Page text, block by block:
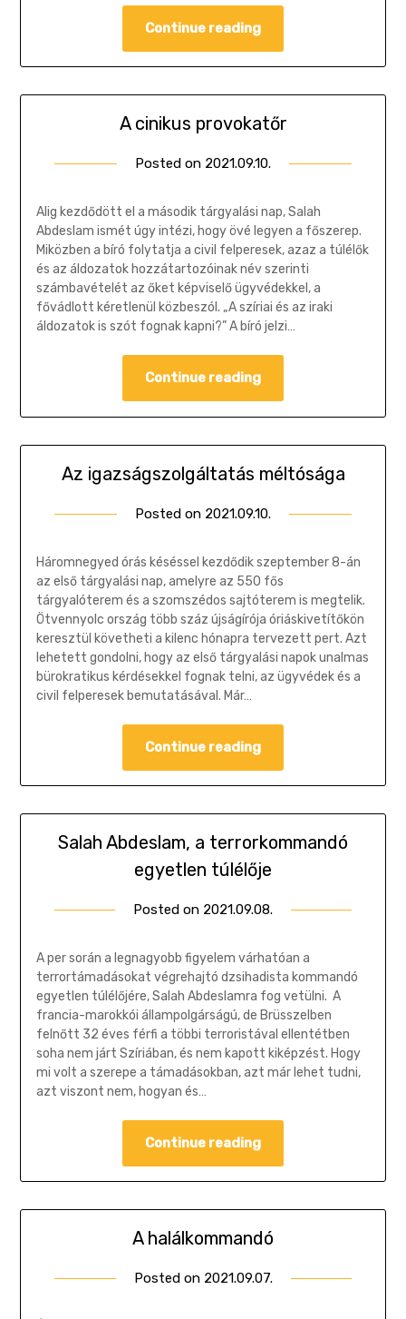
Continue reading
A cinikus provokatőr
Posted on 2021.09.10.
Géza
Alig kezdődött el a második tárgyalási nap, Salah
Abdeslam ismét úgy intézi, hogy övé legyen a főszerep.
Miközben a bíró folytatja a civil felperesek, azaz a túlélők
és az áldozatok hozzátartozóinak név szerinti
számbavételét az őket képviselő ügyvédekkel, a
fővádlott kéretlenül közbeszól. „A szíriai és az iraki
áldozatok is szót fognak kapni?” A bíró jelzi…
Continue reading
Az igazságszolgáltatás méltósága
Posted on 2021.09.10.
Géza
Háromnegyed órás késéssel kezdődik szeptember 8-án
az első tárgyalási nap, amelyre az 550 fős
tárgyalóterem és a szomszédos sajtóterem is megtelik.
Ötvennyolc ország több száz újságírója óriáskivetítőkön
keresztül követheti a kilenc hónapra tervezett pert. Azt
lehetett gondolni, hogy az első tárgyalási napok unalmas
bürokratikus kérdésekkel fognak telni, az ügyvédek és a
civil felperesek bemutatásával. Már…
Continue reading
Salah Abdeslam, a terrorkommandó
egyetlen túlélője
Posted on 2021.09.08.
Géza
A per során a legnagyobb figyelem várhatóan a
terrortámadásokat végrehajtó dzsihadista kommandó
egyetlen túlélőjére, Salah Abdeslamra fog vetülni. A
francia-marokkói állampolgárságú, de Brüsszelben
felnőtt 32 éves férfi a többi terroristával ellentétben
soha nem járt Szíriában, és nem kapott kiképzést. Hogy
mi volt a szerepe a támadásokban, azt már lehet tudni,
azt viszont nem, hogyan és…
Continue reading
A halálkommandó
Posted on 2021.09.07.by